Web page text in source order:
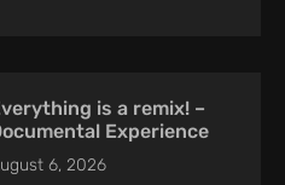
is a remix! –
Experience
6, 2026